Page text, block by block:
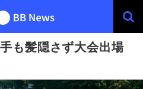
も髪隠さず大会出場